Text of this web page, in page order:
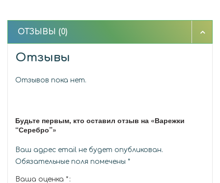
ОТЗЫВЫ (0)
Отзывы
Отзывов пока нет.
Будьте первым, кто оставил отзыв на «Варежки
“Серебро”»
Ваш адрес email не будет опубликован.
Обязательные поля помечены *
Ваша оценка *